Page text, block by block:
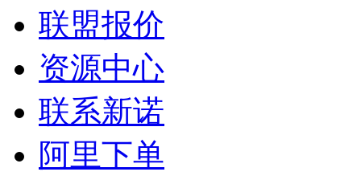
联盟报价
资源中心
联系新诺
阿里下单